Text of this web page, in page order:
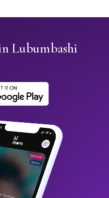
Lubumbashi